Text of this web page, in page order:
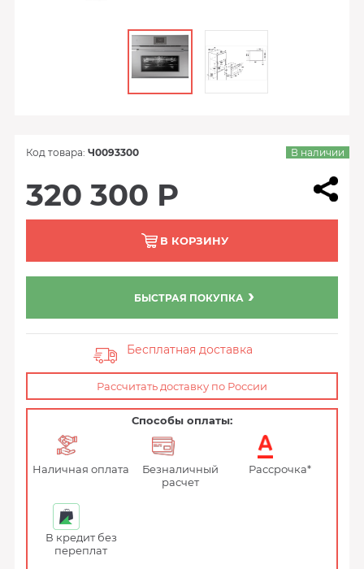
Код товара: Ч0093300 В наличии
320 300 Р
В КОРЗИНУ
БЫСТРАЯ ПОКУПКА
Бесплатная доставка
Рассчитать доставку по России
Способы оплаты:
Наличная оплата
Безналичный
расчет
Рассрочка*
В кредит без
переплат